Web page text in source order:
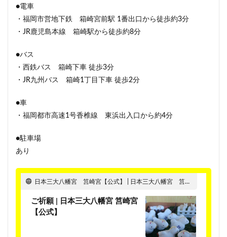
●電車
・福岡市営地下鉄 箱崎宮前駅 1番出口から徒歩約3分
・JR鹿児島本線 箱崎駅から徒歩約8分
●バス
・西鉄バス 箱崎下車 徒歩3分
・JR九州バス 箱崎1丁目下車 徒歩2分
●車
・福岡都市高速1号香椎線 東浜出入口から約4分
●駐車場
あり
日本三大八幡宮 筥崎宮【公式】 | 日本三大八幡宮 筥崎宮では初宮参り、七五三、厄祓い、必勝祈願など各種ご祈願、神前結婚式を行っております。多くのお祭りが開催されており、中でも1月の玉取祭、9月の放生会は全国でも有名なお祭りです。
ご祈願 | 日本三大八幡宮 筥崎宮
【公式】